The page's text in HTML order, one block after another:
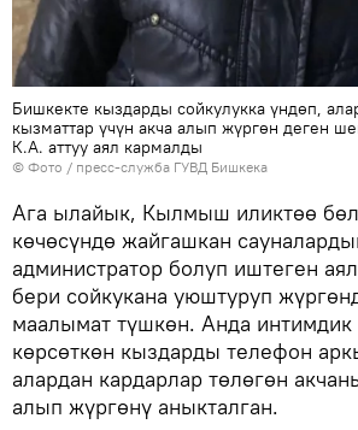
Бишкекте кыздарды сойкулукка үндөп,
кызматтар үчүн акча алып жүргөн деген
К.А. аттуу аял кармалды
© Фото / пресс-служба ГУВД Бишкека
Ага ылайык, Кылмыш иликтөө
көчөсүндө жайгашкан
администратор болуп иштеген
бери сойкукана уюштуруп
маалымат түшкөн. Анда
көрсөткөн кыздарды телефон
алардан кардарлар төлөгөн
алып жүргөнү аныкталган.